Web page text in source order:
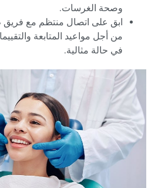
وصحة الغرسات.
ابق على اتصال منتظم مع
من أجل مواعيد المتابعة
في حالة مثالية.